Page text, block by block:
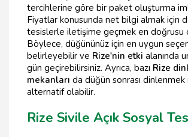
tercihlerine göre bir paket oluşturma
Fiyatlar konusunda net bilgi almak için
tesislerle iletişime geçmek en doğrusu
Böylece, düğününüz için en uygun
belirleyebilir ve Rize'nin etki alanında
gün geçirebilirsiniz. Ayrıca, bazı Rize
mekanları da düğün sonrası
alternatif olabilir.
Rize Sivile Açık Sosyal